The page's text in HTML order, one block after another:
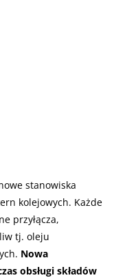
stanowiska
kolejowych. Każde
przyłącza,
tj. oleju
Nowa
obsługi składów